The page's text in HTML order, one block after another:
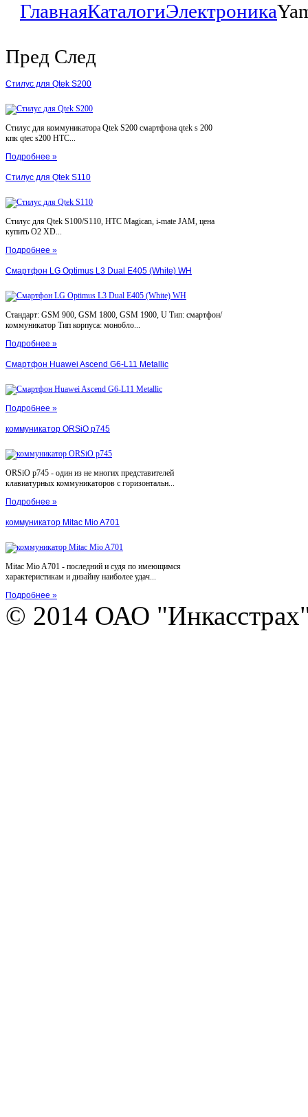
ГлавнаяКаталогиЭлектроника
Пред След
Стилус для Qtek S200
Стилус для коммуникатора Qtek S200 смартфона qtek s 200
кпк qtec s200 HTC...
Подробнее »
Стилус для Qtek S110
Стилус для Qtek S100/S110, HTC Magican, i-mate JAM, цена
купить O2 XD...
Подробнее »
Смартфон LG Optimus L3 Dual E405 (White) WH
Стандарт: GSM 900, GSM 1800, GSM 1900, U Тип: смартфон/
коммуникатор Тип корпуса: монобло...
Подробнее »
Смартфон Huawei Ascend G6-L11 Metallic
Подробнее »
коммуникатор ORSiO p745
ORSiO p745 - один из не многих представителей
клавиатурных коммуникаторов с горизонтальн...
Подробнее »
коммуникатор Mitac Mio A701
Mitac Mio A701 - последний и судя по имеющимся
характеристикам и дизайну наиболее удач...
Подробнее »
© 2014 ОАО